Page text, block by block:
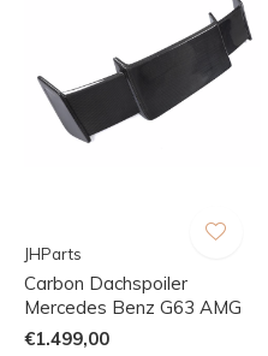
JHParts
Carbon Dachspoiler
Mercedes Benz G63 AMG
€1.499,00